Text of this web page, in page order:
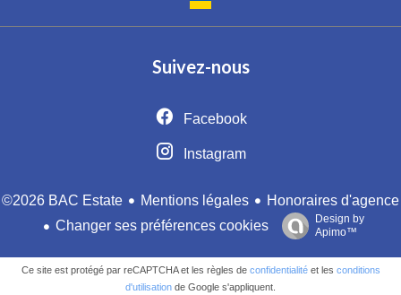
Suivez-nous
Facebook
Instagram
©2026 BAC Estate Mentions légales
Honoraires d'agence
Changer ses préférences cookies
Design by
Apimo™
Ce site est protégé par reCAPTCHA et les règles de confidentialitéet les conditions
d'utilisation de Google s'appliquent.